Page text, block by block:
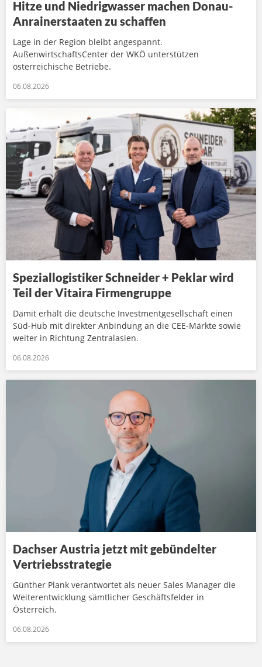
Hitze und Niedrigwasser machen Donau-
Anrainerstaaten zu schaffen
Lage in der Region bleibt angespannt.
AußenwirtschaftsCenter der WKÖ unterstützen
österreichische Betriebe.
06.08.2026
Speziallogistiker Schneider + Peklar wird
Teil der Vitaira Firmengruppe
Damit erhält die deutsche Investmentgesellschaft einen
Süd-Hub mit direkter Anbindung an die CEE-Märkte sowie
weiter in Richtung Zentralasien.
06.08.2026
Dachser Austria jetzt mit gebündelter
Vertriebsstrategie
Günther Plank verantwortet als neuer Sales Manager die
Weiterentwicklung sämtlicher Geschäftsfelder in
Österreich.
06.08.2026